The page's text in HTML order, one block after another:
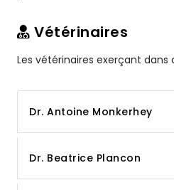
Vétérinaires
Les vétérinaires exerçant
Dr. Antoine Monkerhey
Dr. Beatrice Plancon